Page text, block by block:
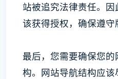
站被追究法律责任。
该获得授权，确保遵守
最后，您需要确保您
构。网站导航结构应